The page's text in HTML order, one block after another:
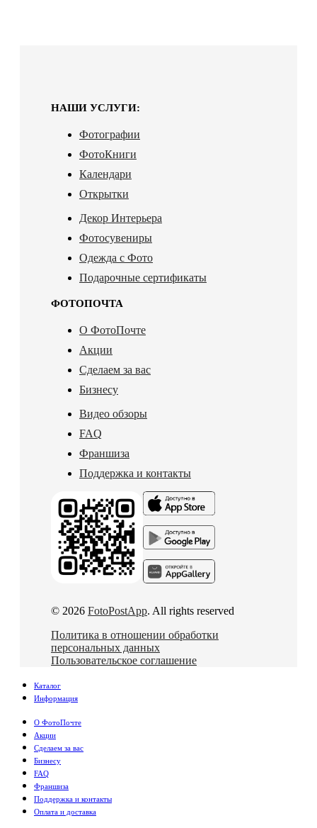
НАШИ УСЛУГИ:
Фотографии
ФотоКниги
Календари
Открытки
Декор Интерьера
Фотосувениры
Одежда с Фото
Подарочные сертификаты
ФОТОПОЧТА
О ФотоПочте
Акции
Сделаем за вас
Бизнесу
Видео обзоры
FAQ
Франшиза
Поддержка и контакты
© 2026 FotoPostApp. All rights reserved
Политика в отношении обработки
персональных данных
Пользовательское соглашение
Каталог
Информация
О ФотоПочте
Акции
Сделаем за вас
Бизнесу
FAQ
Франшиза
Поддержка и контакты
Оплата и доставка